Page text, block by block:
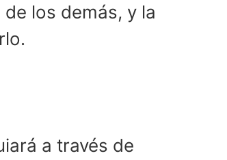
los demás, y la
a través de